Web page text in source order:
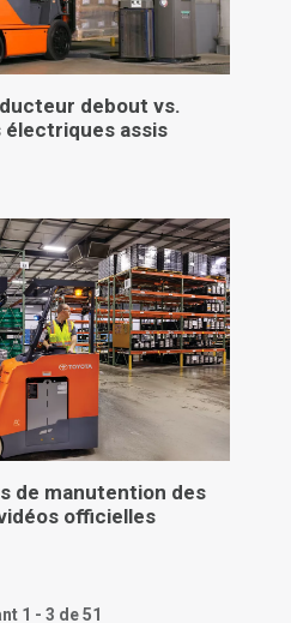
debout vs.
assis
de manutention des
officielles
1 - 3 de 51